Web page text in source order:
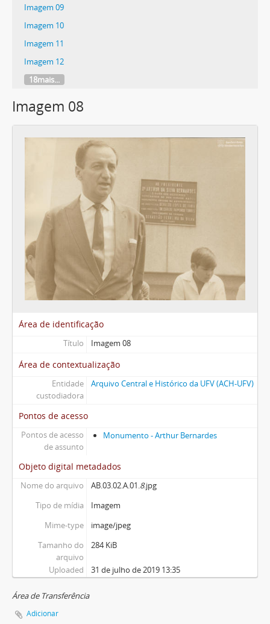
Imagem 09
Imagem 10
Imagem 11
Imagem 12
18mais...
Imagem 08
Área de identificação
Título Imagem 08
Área de contextualização
Entidade
custodiadora
Arquivo Central e Histórico da UFV (ACH-UFV)
Pontos de acesso
Pontos de acesso
de assunto
Monumento - Arthur Bernardes
Objeto digital metadados
Nome do arquivo AB.03.02.A.01.8.jpg
Tipo de mídia
Imagem
Mime-type
image/jpeg
Tamanho do
arquivo
284 KiB
Uploaded 31 de julho de 2019 13:35
Área de Transferência
Adicionar